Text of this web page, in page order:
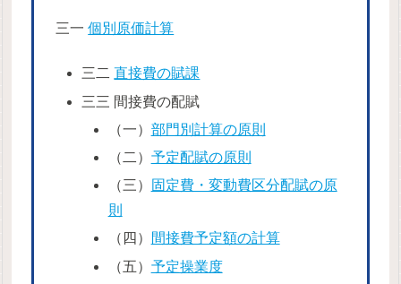
三一個別原価計算
三二直接費の賦課
三三 間接費の配賦
（一） 部門別計算の原則
（二） 予定配賦の原則
（三）
固定費・変動費区分配賦の原
則
（四）
間接費予定額の計算
（五） 予定操業度